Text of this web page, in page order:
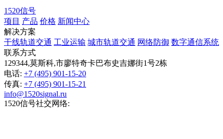
1520信号
项目 产品 价格 新闻中心
解决方案
干线轨道交通 工业运输 城市轨道交通 网络防御 数字通信系统
联系方式
129344,莫斯科,市廖特奇卡巴布史吉娜街1号2栋
电话: +7 (495) 901-15-20
传真: +7 (495) 901-15-21
info@1520signal.ru
1520信号社交网络: